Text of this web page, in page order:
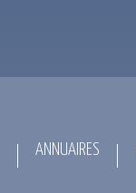
ANNUAIRES